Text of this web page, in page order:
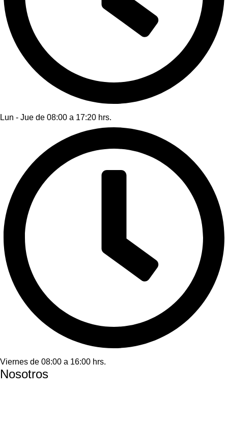
Lun - Jue de 08:00 a 17:20 hrs.
Viernes de 08:00 a 16:00 hrs.
Nosotros